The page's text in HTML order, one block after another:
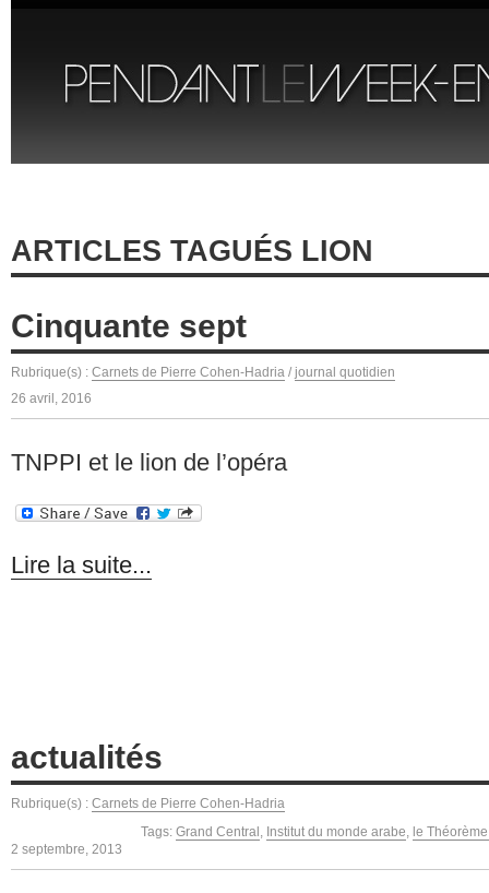
ARTICLES TAGUÉS LION
Cinquante sept
Rubrique(s) : Carnets de Pierre Cohen-Hadria / journal quotidien
26 avril, 2016
TNPPI et le lion de l’opéra
Lire la suite...
actualités
Rubrique(s) : Carnets de Pierre Cohen-Hadria
Tags: Grand Central Institut du monde arabe le
2 septembre, 2013